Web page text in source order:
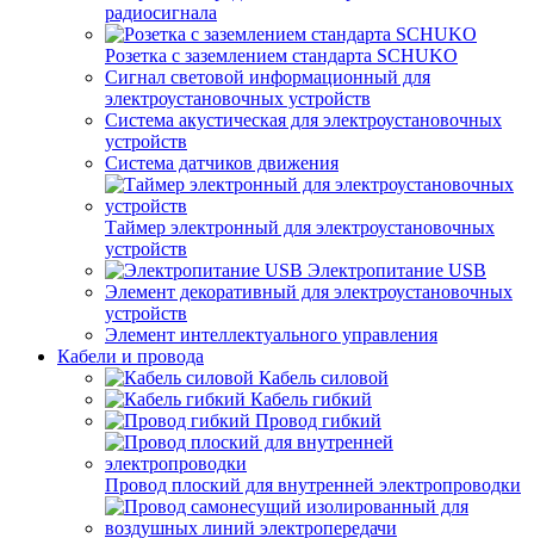
радиосигнала
Розетка с заземлением стандарта SCHUKO
Сигнал световой информационный для
электроустановочных устройств
Система акустическая для электроустановочных
устройств
Система датчиков движения
Таймер электронный для электроустановочных
устройств
Электропитание USB
Элемент декоративный для электроустановочных
устройств
Элемент интеллектуального управления
Кабели и провода
Кабель силовой
Кабель гибкий
Провод гибкий
Провод плоский для внутренней электропроводки